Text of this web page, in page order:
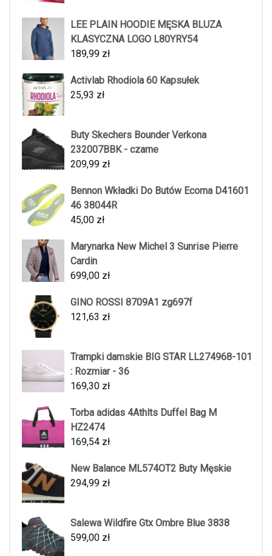
LEE PLAIN HOODIE MĘSKA BLUZA
KLASYCZNA LOGO L80YRY54
189,99 zł
Activlab Rhodiola 60 Kapsułek
25,93 zł
Buty Skechers Bounder Verkona
232007BBK - czarne
209,99 zł
Bennon Wkładki Do Butów Ecorna D41601
46 38044R
45,00 zł
Marynarka New Michel 3 Sunrise Pierre
Cardin
699,00 zł
GINO ROSSI 8709A1 zg697f
121,63 zł
Trampki damskie BIG STAR LL274968-101
: Rozmiar - 36
169,30 zł
Torba adidas 4Athlts Duffel Bag M
HZ2474
169,54 zł
New Balance ML574OT2 Buty Męskie
294,99 zł
Salewa Wildfire Gtx Ombre Blue 3838
599,00 zł